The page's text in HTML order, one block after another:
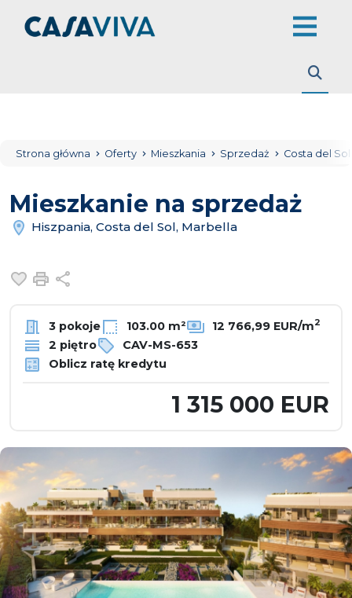
Strona główna Oferty Mieszkania Sprzedaż Costa del Sol
Mieszkanie na sprzedaż
Hiszpania, Costa del Sol, Marbella
Dodaj do ulubionych
Drukuj
3 pokoje 103.00 m² 12 766,99 EUR/m2
2 piętro
CAV-MS-653
Oblicz ratę kredytu
1 315 000 EUR